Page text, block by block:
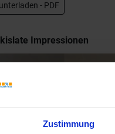
Zustimmung
- PDF
Impressionen